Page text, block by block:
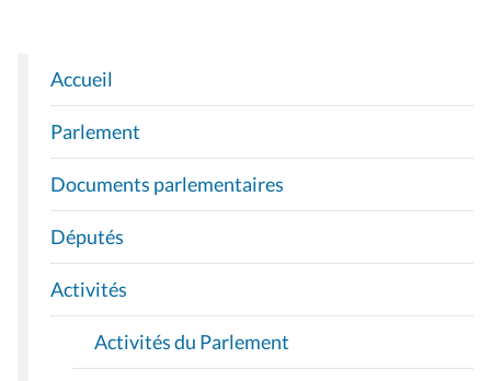
N
A
V
I
G
A
T
I
O
Accueil
Parlement
Documents parlementaires
Députés
Activités
Activités du Parlement